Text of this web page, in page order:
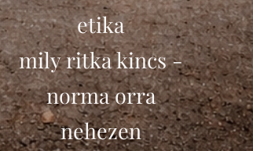
etika
mily ritka kincs -
norma orra
nehezen